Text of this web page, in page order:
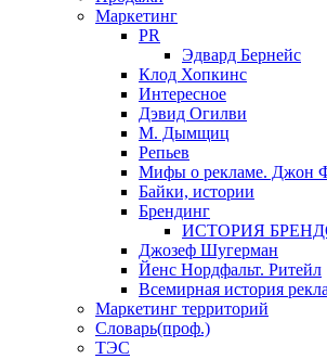
Маркетинг
PR
Эдвард Бернейс
Клод Хопкинс
Интересное
Дэвид Огилви
М. Дымщиц
Репьев
Мифы о рекламе. Джон
Байки, истории
Брендинг
ИСТОРИЯ
Джозеф Шугерман
​Йенс Нордфальт. Ритейл
Всемирная история
Маркетинг территорий
Словарь(проф.)
ТЭС